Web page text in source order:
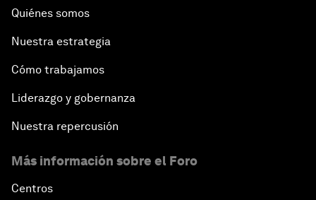
Quiénes somos
Nuestra estrategia
Cómo trabajamos
Liderazgo y gobernanza
Nuestra repercusión
Más información sobre el Foro
Centros